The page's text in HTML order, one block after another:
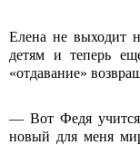
Елена не выходит
детям и теперь
«отдавание»
― Вот Федя учится
новый для меня